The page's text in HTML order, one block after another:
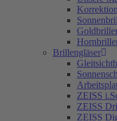
Brillengläser
ZEISS
ZEISS
ZEISS